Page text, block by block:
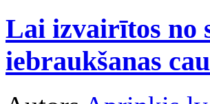
Lai izvairītos no
iebraukšanas